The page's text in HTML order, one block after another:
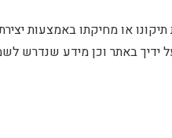
או מחיקתו באמצעות
באתר וכן מידע שנדרש